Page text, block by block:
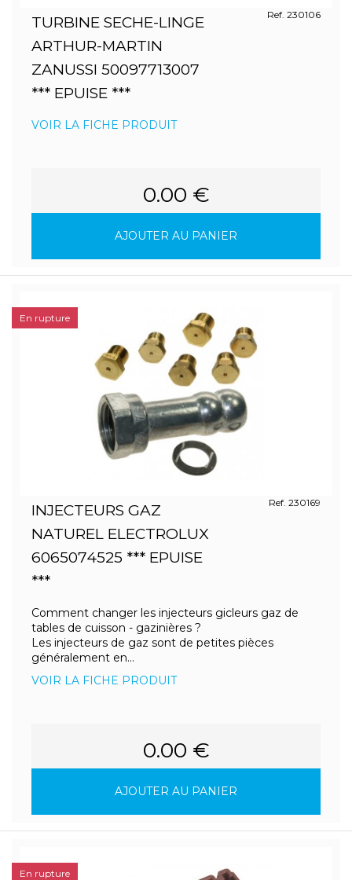
TURBINE SECHE-LINGE
ARTHUR-MARTIN
ZANUSSI 50097713007
*** EPUISE ***
Ref. 230106
VOIR LA FICHE PRODUIT
0.00 €
AJOUTER AU PANIER
INJECTEURS GAZ
NATUREL ELECTROLUX
6065074525 *** EPUISE
***
Ref. 230169
Comment changer les injecteurs gicleurs gaz de
tables de cuisson - gazinières ?
Les injecteurs de gaz sont de petites pièces
généralement en...
VOIR LA FICHE PRODUIT
0.00 €
AJOUTER AU PANIER
En rupture
En rupture